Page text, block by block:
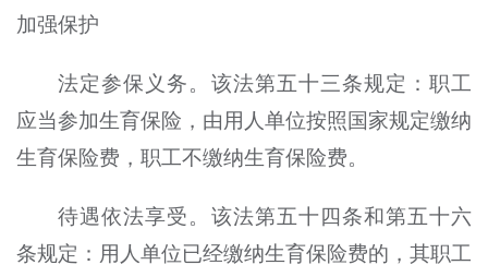
加强保护
法定参保义务。该法第五十三条规定：职工
应当参加生育保险，由用人单位按照国家规定缴纳
生育保险费，职工不缴纳生育保险费。
待遇依法享受。该法第五十四条和第五十六
条规定：用人单位已经缴纳生育保险费的，其职工